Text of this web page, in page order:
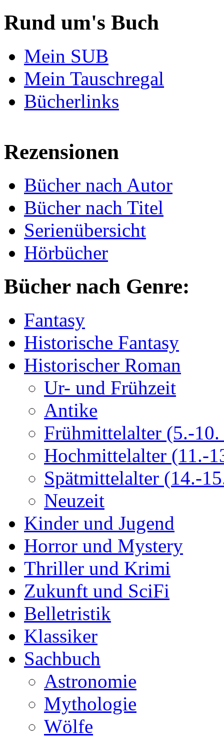
Rund um's Buch
Mein SUB
Mein Tauschregal
Bücherlinks
Rezensionen
Bücher nach Autor
Bücher nach Titel
Serienübersicht
Hörbücher
Bücher nach Genre:
Fantasy
Historische Fantasy
Historischer Roman
Ur- und Frühzeit
Antike
Frühmittelalter (5.-10.
Hochmittelalter (11.-
Spätmittelalter (14.-
Neuzeit
Kinder und Jugend
Horror und Mystery
Thriller und Krimi
Zukunft und SciFi
Belletristik
Klassiker
Sachbuch
Astronomie
Mythologie
Wölfe